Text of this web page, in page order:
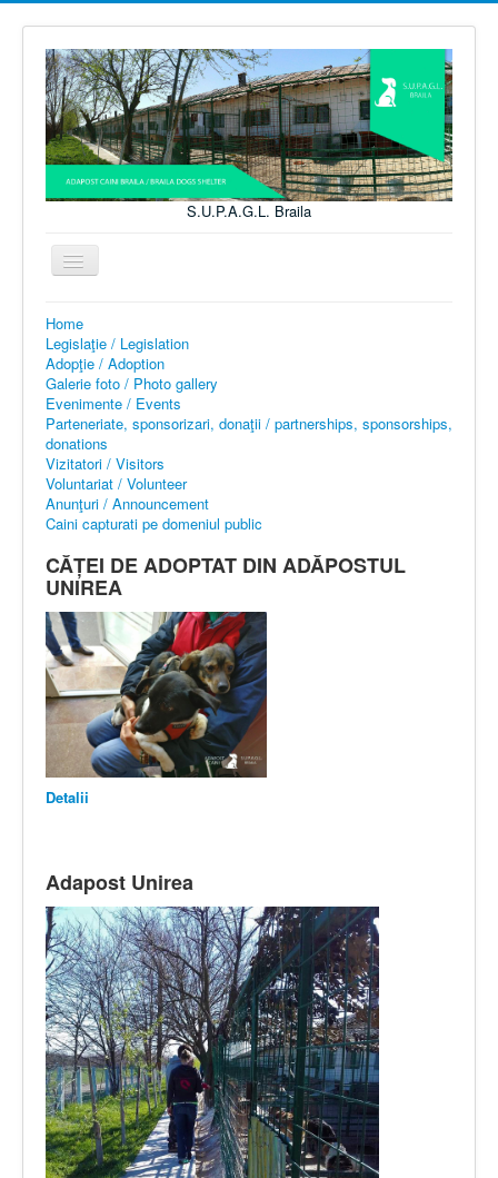
S.U.P.A.G.L. Braila
Toggle
Navigation
You are here:
Home
Legislaţie / Legislation
Adopţie / Adoption
Galerie foto / Photo gallery
Evenimente / Events
Parteneriate, sponsorizari, donaţii / partnerships, sponsorships,
donations
Vizitatori / Visitors
Voluntariat / Volunteer
Anunţuri / Announcement
Caini capturati pe domeniul public
CĂȚEI DE ADOPTAT DIN ADĂPOSTUL
UNIREA
Detalii
Adapost Unirea